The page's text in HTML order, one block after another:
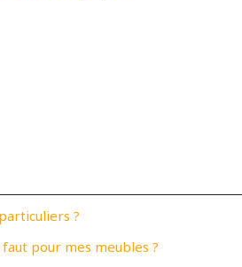
?
pour mes meubles ?